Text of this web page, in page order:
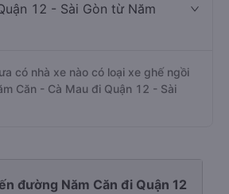
12 - Sài Gòn từ Năm
có nhà xe nào có loại xe ghế ngồi
Căn - Cà Mau đi Quận 12 - Sài
đường Năm Căn đi Quận 12